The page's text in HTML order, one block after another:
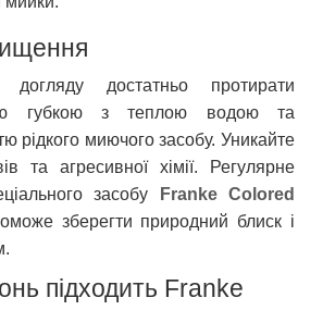
достатньо протирати
губкою з теплою водою та
рідкого миючого засобу. Уникайте
та агресивної хімії. Регулярне
засобу
Franke Colored
зберегти природний блиск і
підходить Franke